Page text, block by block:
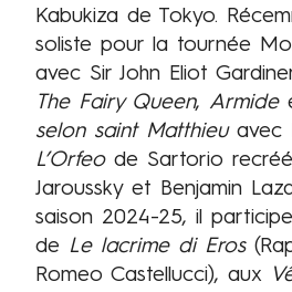
Kabukiza de Tokyo.
soliste pour la tournée
avec Sir John Eliot
The Fairy Queen, Armide
selon saint Matthieuavec
L’Orfeode Sartorio recréé
Jaroussky et Benjamin
saison 2024-25, il
de Le lacrime di Eros
Romeo Castellucci), aux